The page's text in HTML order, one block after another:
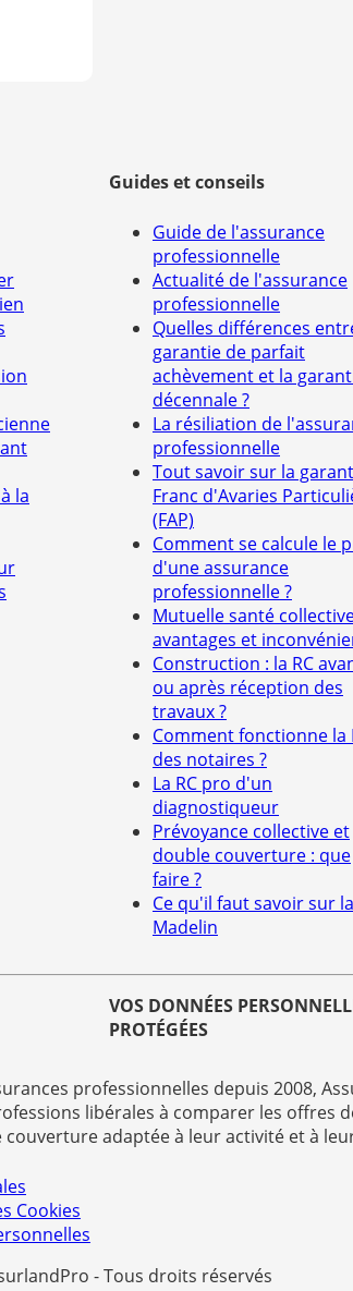
la
Guides et conseils
Guide de l'assurance
professionnelle
Actualité de l'assurance
professionnelle
Quelles différences
garantie de parfait
achèvement et la
décennale ?
La résiliation de
professionnelle
Tout savoir sur la
Franc d'Avaries
(FAP)
Comment se calcule le
d'une assurance
professionnelle ?
Mutuelle santé
avantages et
Construction : la RC
ou après réception des
travaux ?
Comment fonctionne la
des notaires ?
La RC pro d'un
diagnostiqueur
Prévoyance collective et
double couverture : que
faire ?
Ce qu'il faut savoir sur
Madelin
VOS DONNÉES
PROTÉGÉES
professionnelles depuis 2008,
libérales à comparer les offres
adaptée à leur activité et à
Cookies
- Tous droits réservés